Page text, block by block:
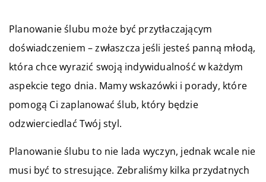
Planowanie ślubu może być przytłaczającym
doświadczeniem – zwłaszcza jeśli jesteś panną młodą,
która chce wyrazić swoją indywidualność w każdym
aspekcie tego dnia. Mamy wskazówki i porady, które
pomogą Ci zaplanować ślub, który będzie
odzwierciedlać Twój styl.
Planowanie ślubu to nie lada wyczyn, jednak wcale nie
musi być to stresujące. Zebraliśmy kilka przydatnych